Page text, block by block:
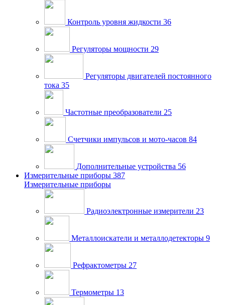
Контроль уровня жидкости 36
Регуляторы мощности 29
Регуляторы двигателей постоянного
тока 35
Частотные преобразователи 25
Счетчики импульсов и мото-часов 84
Дополнительные устройства 56
Измерительные приборы 387
Измерительные приборы
Радиоэлектронные измерители 23
Металлоискатели и металлодетекторы 9
Рефрактометры 27
Термометры 13